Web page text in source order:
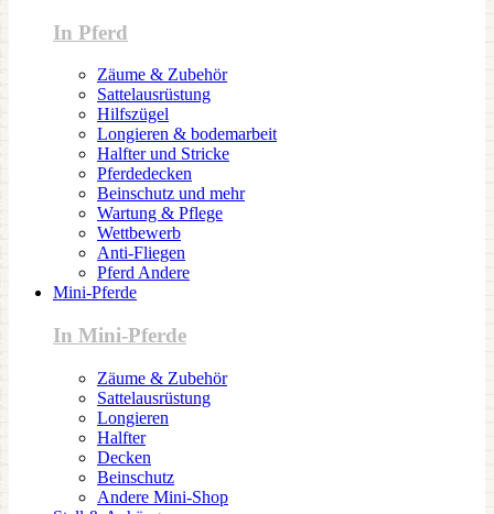
In Pferd
Zäume & Zubehör
Sattelausrüstung
Hilfszügel
Longieren & bodemarbeit
Halfter und Stricke
Pferdedecken
Beinschutz und mehr
Wartung & Pflege
Wettbewerb
Anti-Fliegen
Pferd Andere
Mini-Pferde
In Mini-Pferde
Zäume & Zubehör
Sattelausrüstung
Longieren
Halfter
Decken
Beinschutz
Andere Mini-Shop